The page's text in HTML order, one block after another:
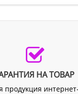
НА ТОВАР
продукция интернет-